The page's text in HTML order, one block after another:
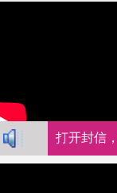
打开封信